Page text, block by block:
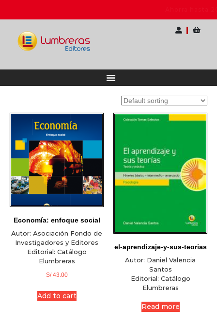
Economía: enfoque social
Autor: Asociación Fondo de
Investigadores y Editores
Editorial: Catálogo
Elumbreras
S/43.00
Add to cart
el-aprendizaje-y-sus-teorias
Autor: Daniel Valencia
Santos
Editorial: Catálogo
Elumbreras
Read more